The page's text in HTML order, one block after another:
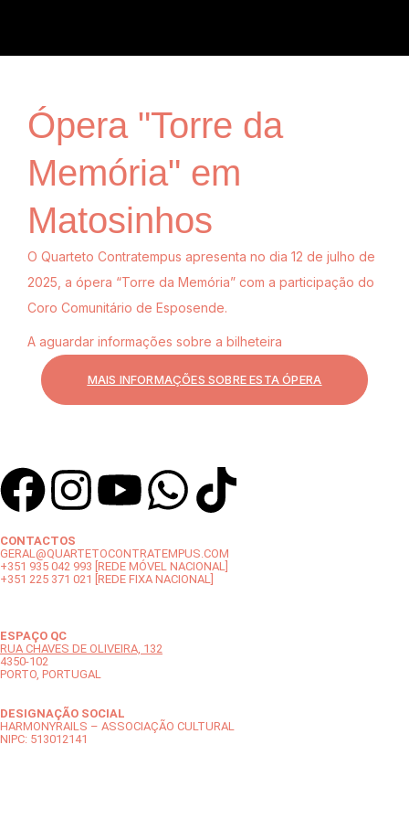
Ópera "Torre da
Memória" em
Matosinhos
O Quarteto Contratempus apresenta no dia 12 de julho de
2025, a ópera “Torre da Memória” com a participação do
Coro Comunitário de Esposende.
A aguardar informações sobre a bilheteira
MAIS INFORMAÇÕES SOBRE ESTA ÓPERA
CONTACTOS
GERAL@QUARTETOCONTRATEMPUS.COM
+351 935 042 993 [REDE MÓVEL NACIONAL]
+351 225 371 021 [REDE FIXA NACIONAL]
ESPAÇO QC
RUA CHAVES DE OLIVEIRA, 132
4350-102
PORTO, PORTUGAL
DESIGNAÇÃO SOCIAL
HARMONYRAILS – ASSOCIAÇÃO CULTURAL
NIPC: 513012141